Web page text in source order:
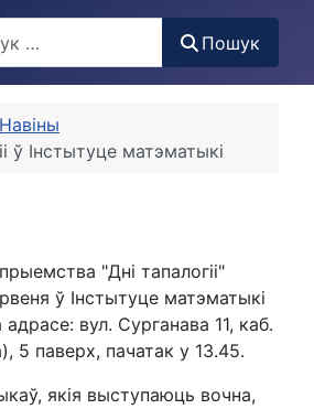
Пошук
Навіны
ў Інстытуце матэматыкі
"Дні тапалогіі"
ў Інстытуце матэматыкі
вул. Сурганава 11, каб.
5 паверх, пачатак у 13.45.
якія выступаюць вочна,